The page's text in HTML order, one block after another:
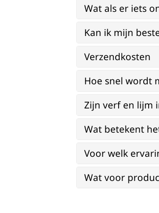
Wat als er iets
Kan ik mijn
Verzendkosten
Hoe snel wordt
Zijn verf en lijm
Wat betekent
Voor welk
Wat voor